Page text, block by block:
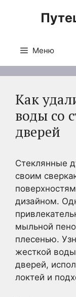
Меню
Как
воды со
дверей
Стеклянные
своим
дизайном.
мыльной
плесенью.
жесткой
дверей,
локтей и